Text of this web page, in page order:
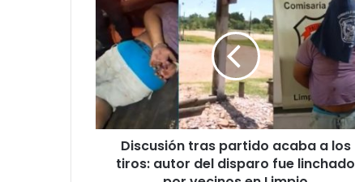
Discusión tras partido acaba a los
tiros: autor del disparo fue linchado